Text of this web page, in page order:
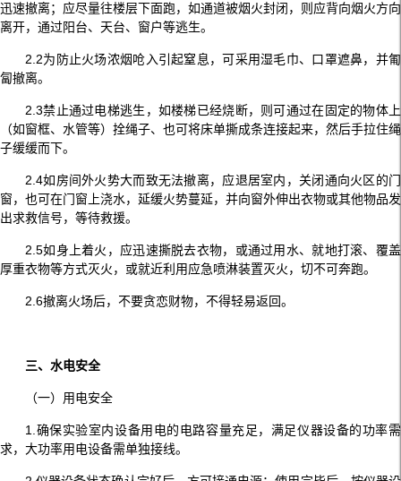
迅速撤离；应尽量往楼层下面跑，如通道被烟火封闭，则应背向烟火方向
离开，通过阳台、天台、窗户等逃生。
2.2为防止火场浓烟呛入引起窒息，可采用湿毛巾、口罩遮鼻，并匍
匐撤离。
2.3禁止通过电梯逃生，如楼梯已经烧断，则可通过在固定的物体上
（如窗框、水管等）拴绳子、也可将床单撕成条连接起来，然后手拉住绳
子缓缓而下。
2.4如房间外火势大而致无法撤离，应退居室内，关闭通向火区的门
窗，也可在门窗上浇水，延缓火势蔓延，并向窗外伸出衣物或其他物品发
出求救信号，等待救援。
2.5如身上着火，应迅速撕脱去衣物，或通过用水、就地打滚、覆盖
厚重衣物等方式灭火，或就近利用应急喷淋装置灭火，切不可奔跑。
2.6撤离火场后，不要贪恋财物，不得轻易返回。
三、水电安全
（一）用电安全
1.确保实验室内设备用电的电路容量充足，满足仪器设备的功率需
求，大功率用电设备需单独接线。